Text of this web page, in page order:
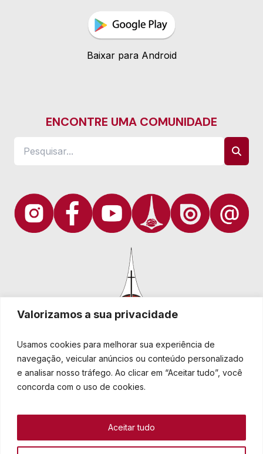
Valorizamos a sua privacidade
Usamos cookies para melhorar sua experiência de
navegação, veicular anúncios ou conteúdo personalizado
e analisar nosso tráfego. Ao clicar em “Aceitar tudo”, você
concorda com o uso de cookies.
Aceitar tudo
Baixar para Android
ENCONTRE UMA COMUNIDADE
Igreja Evangélica de Confissão Luterana no Brasil
Sede nacional: Rua Senhor dos Passos, 202/4º andar Centro -
Fale conosco